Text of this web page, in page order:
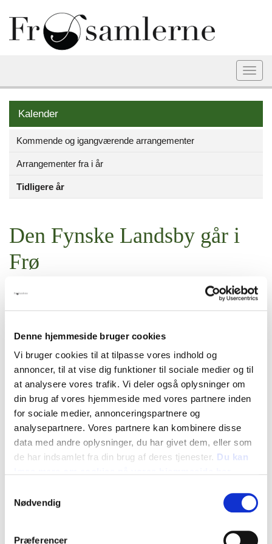
Denne hjemmeside bruger cookies
Vi bruger cookies til at tilpasse vores indhold og
annoncer, til at vise dig funktioner til sociale medier og til
at analysere vores trafik. Vi deler også oplysninger om
din brug af vores hjemmeside med vores partnere inden
for sociale medier, annonceringspartnere og
analysepartnere. Vores partnere kan kombinere disse
data med andre oplysninger, du har givet dem, eller som
de har indsamlet fra din brug af deres tjenester. Du kan
Nødvendig
Præferencer
Kalender
Kommende og igangværende arrangementer
Arrangementer fra i år
Tidligere år
Den Fynske Landsby går i
Frø
Tid og dato:
Lørdag 24. august 2024, kl. 10:30 til 16:00